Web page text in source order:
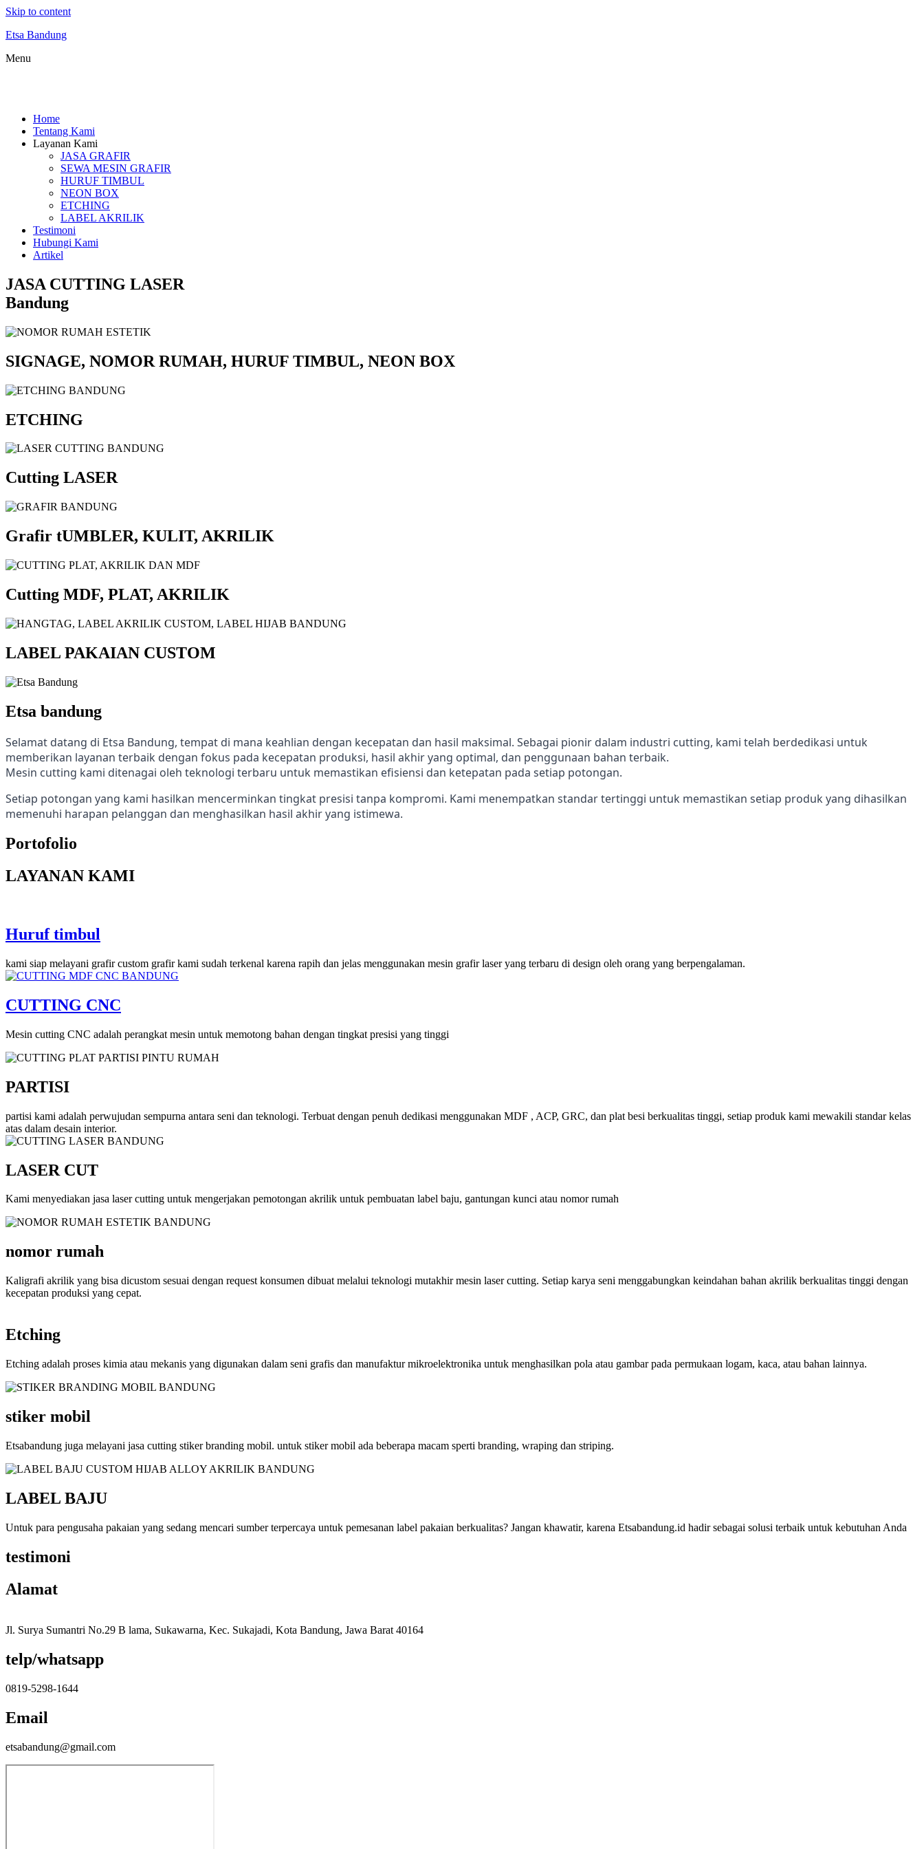
Skip to content
Etsa Bandung
Menu
Home
Tentang Kami
Layanan Kami
JASA GRAFIR
SEWA MESIN GRAFIR
HURUF TIMBUL
NEON BOX
ETCHING
LABEL AKRILIK
Testimoni
Hubungi Kami
Artikel
JASA CUTTING LASER
Bandung
SIGNAGE, NOMOR RUMAH, HURUF TIMBUL, NEON BOX
ETCHING
Cutting LASER
Grafir tUMBLER, KULIT, AKRILIK
Cutting MDF, PLAT, AKRILIK
LABEL PAKAIAN CUSTOM
Etsa bandung
Selamat datang di Etsa Bandung, tempat di mana keahlian dengan kecepatan dan hasil maksimal. Sebagai pionir dalam industri cutting, kami telah berdedikasi untuk
memberikan layanan terbaik dengan fokus pada kecepatan produksi, hasil akhir yang optimal, dan penggunaan bahan terbaik.
Mesin cutting kami ditenagai oleh teknologi terbaru untuk memastikan efisiensi dan ketepatan pada setiap potongan.
Setiap potongan yang kami hasilkan mencerminkan tingkat presisi tanpa kompromi. Kami menempatkan standar tertinggi untuk memastikan setiap produk yang dihasilkan
memenuhi harapan pelanggan dan menghasilkan hasil akhir yang istimewa.
Portofolio
LAYANAN KAMI
Huruf timbul
kami siap melayani grafir custom grafir kami sudah terkenal karena rapih dan jelas menggunakan mesin grafir laser yang terbaru di design oleh orang yang berpengalaman.
CUTTING CNC
Mesin cutting CNC adalah perangkat mesin untuk memotong bahan dengan tingkat presisi yang tinggi
PARTISI
partisi kami adalah perwujudan sempurna antara seni dan teknologi. Terbuat dengan penuh dedikasi menggunakan MDF , ACP, GRC, dan plat besi berkualitas tinggi, setiap produk kami mewakili standar kelas
atas dalam desain interior.
LASER CUT
Kami menyediakan jasa laser cutting untuk mengerjakan pemotongan akrilik untuk pembuatan label baju, gantungan kunci atau nomor rumah
nomor rumah
Kaligrafi akrilik yang bisa dicustom sesuai dengan request konsumen dibuat melalui teknologi mutakhir mesin laser cutting. Setiap karya seni menggabungkan keindahan bahan akrilik berkualitas tinggi dengan
kecepatan produksi yang cepat.
Etching
Etching adalah proses kimia atau mekanis yang digunakan dalam seni grafis dan manufaktur mikroelektronika untuk menghasilkan pola atau gambar pada permukaan logam, kaca, atau bahan lainnya.
stiker mobil
Etsabandung juga melayani jasa cutting stiker branding mobil. untuk stiker mobil ada beberapa macam sperti branding, wraping dan striping.
LABEL BAJU
Untuk para pengusaha pakaian yang sedang mencari sumber terpercaya untuk pemesanan label pakaian berkualitas? Jangan khawatir, karena Etsabandung.id hadir sebagai solusi terbaik untuk kebutuhan Anda
testimoni
Alamat
Jl. Surya Sumantri No.29 B lama, Sukawarna, Kec. Sukajadi, Kota Bandung, Jawa Barat 40164
telp/whatsapp
0819-5298-1644
Email
etsabandung@gmail.com